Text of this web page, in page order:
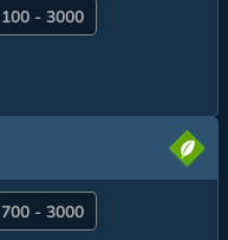
100 - 3000
700 - 3000